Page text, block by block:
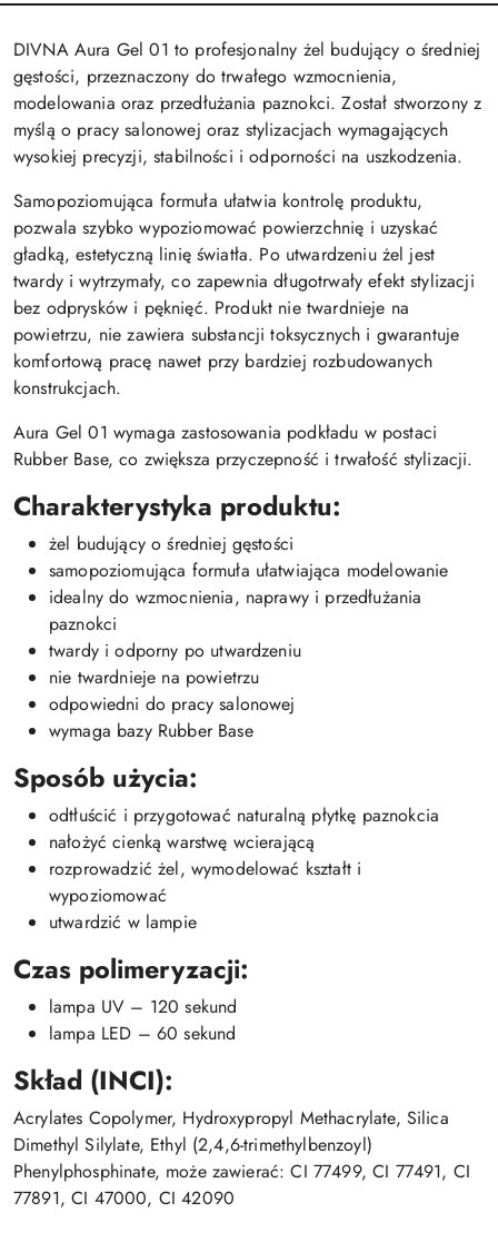
DIVNA Aura Gel 01 to profesjonalny żel budujący o średniej
gęstości, przeznaczony do trwałego wzmocnienia,
modelowania oraz przedłużania paznokci. Został stworzony z
myślą o pracy salonowej oraz stylizacjach wymagających
wysokiej precyzji, stabilności i odporności na uszkodzenia.
Samopoziomująca formuła ułatwia kontrolę produktu,
pozwala szybko wypoziomować powierzchnię i uzyskać
gładką, estetyczną linię światła. Po utwardzeniu żel jest
twardy i wytrzymały, co zapewnia długotrwały efekt stylizacji
bez odprysków i pęknięć. Produkt nie twardnieje na
powietrzu, nie zawiera substancji toksycznych i gwarantuje
komfortową pracę nawet przy bardziej rozbudowanych
konstrukcjach.
Aura Gel 01 wymaga zastosowania podkładu w postaci
Rubber Base, co zwiększa przyczepność i trwałość stylizacji.
Charakterystyka produktu:
żel budujący o średniej gęstości
samopoziomująca formuła ułatwiająca modelowanie
idealny do wzmocnienia, naprawy i przedłużania
paznokci
twardy i odporny po utwardzeniu
nie twardnieje na powietrzu
odpowiedni do pracy salonowej
wymaga bazy Rubber Base
Sposób użycia:
odtłuścić i przygotować naturalną płytkę paznokcia
nałożyć cienką warstwę wcierającą
rozprowadzić żel, wymodelować kształt i
wypoziomować
utwardzić w lampie
Czas polimeryzacji:
lampa UV – 120 sekund
lampa LED – 60 sekund
Skład (INCI):
Acrylates Copolymer, Hydroxypropyl Methacrylate, Silica
Dimethyl Silylate, Ethyl (2,4,6-trimethylbenzoyl)
Phenylphosphinate, może zawierać: CI 77499, CI 77491, CI
77891, CI 47000, CI 42090